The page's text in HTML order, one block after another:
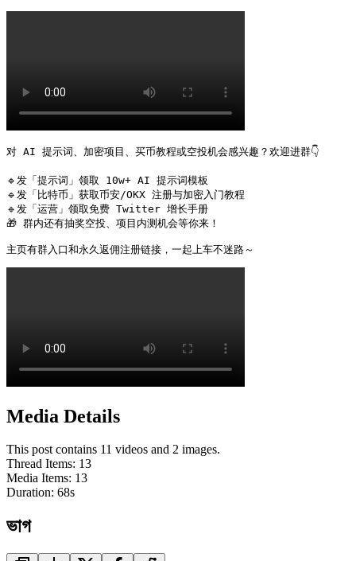
对 AI 提示词、加密项目、买币教程或空投机会感兴趣？欢迎进群👇
🔹发「提示词」领取 10w+ AI 提示词模板
🔹发「比特币」获取币安/OKX 注册与加密入门教程
🔹发「运营」领取免费 Twitter 增长手册
🎁 群内还有抽奖空投、项目内测机会等你来！
主页有群入口和永久返佣注册链接，一起上车不迷路～
Media Details
This post contains 11 videos and 2 images.
Thread Items: 13
Media Items: 13
Duration: 68s
ভাগ